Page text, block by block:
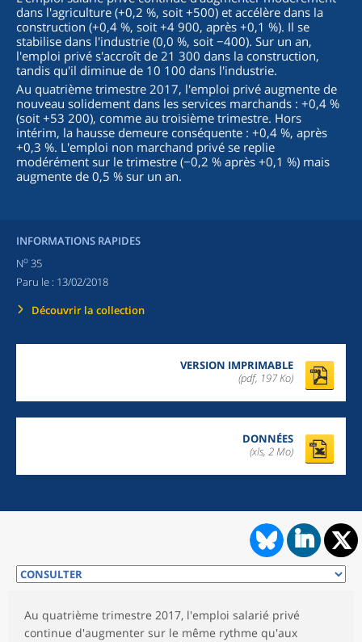
dans l'agriculture (+0,2 %, soit +500) et accélère dans la
construction (+0,4 %, soit +4 900, après +0,1 %). Il se
stabilise dans l'industrie (0,0 %, soit −400). Sur un an,
l'emploi privé s'accroît de 21 300 dans la construction,
tandis qu'il diminue de 10 100 dans l'industrie.
Au quatrième trimestre 2017, l'emploi privé augmente de
nouveau solidement dans les services marchands : +0,4 %
(soit +53 200), comme au troisième trimestre. Hors
intérim, la hausse demeure conséquente : +0,4 %, après
+0,3 %. L'emploi non marchand privé se replie
modérément sur le trimestre (−0,2 % après +0,1 %) mais
augmente de 0,5 % sur un an.
INFORMATIONS RAPIDES
No 35
Paru le : 13/02/2018
Découvrir la collection
VERSION IMPRIMABLE
(pdf, 197 Ko)
DONNÉES
(xls, 2 Mo)
Au quatrième trimestre 2017, l'emploi salarié privé
continue d'augmenter sur le même rythme qu'aux